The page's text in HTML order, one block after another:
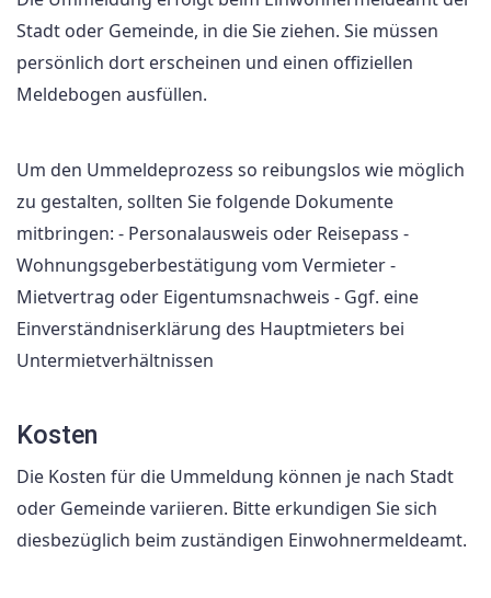
Stadt oder Gemeinde, in die Sie ziehen. Sie müssen
persönlich dort erscheinen und einen offiziellen
Meldebogen ausfüllen.
Um den Ummeldeprozess so reibungslos wie möglich
zu gestalten, sollten Sie folgende Dokumente
mitbringen: - Personalausweis oder Reisepass -
Wohnungsgeberbestätigung vom Vermieter -
Mietvertrag oder Eigentumsnachweis - Ggf. eine
Einverständniserklärung des Hauptmieters bei
Untermietverhältnissen
Kosten
Die Kosten für die Ummeldung können je nach Stadt
oder Gemeinde variieren. Bitte erkundigen Sie sich
diesbezüglich beim zuständigen Einwohnermeldeamt.